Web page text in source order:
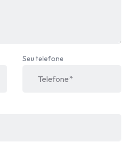
Seu telefone